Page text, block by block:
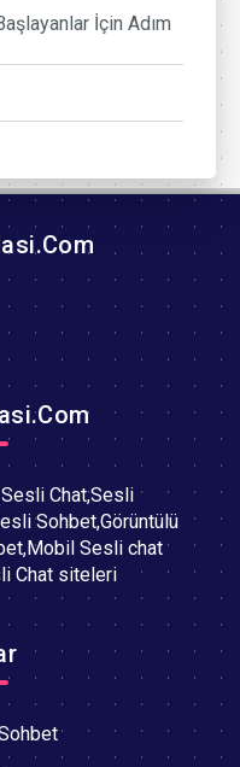
İçin Adım
Chat,Sesli
Sohbet,Görüntülü
Sesli chat
Chat siteleri